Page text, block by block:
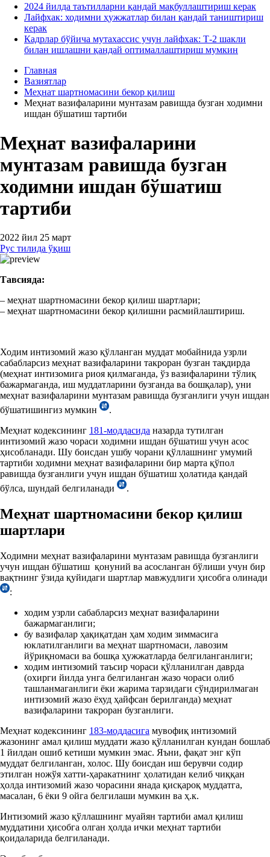
2024 йилда таътилларни қандай мақбуллаштириш керак
Лайфхак: ходимни ҳужжатлар билан қандай таништириш
керак
Кадрлар бўйича мутахассис учун лайфхак: Т-2 шакли
билан ишлашни қандай оптималлаштириш мумкин
Главная
Вазиятлар
Меҳнат шартномасини бекор қилиш
Меҳнат вазифаларини мунтазам равишда бузган ходимни
ишдан бўшатиш тартиби
Меҳнат вазифаларини
мунтазам равишда бузган
ходимни ишдан бўшатиш
тартиби
2022 йил 25 март
Рус тилида ўқиш
Тавсияда:
– меҳнат шартномасини бекор қилиш шартлари;
– меҳнат шартномасини бекор қилишни расмийлаштириш.
Ходим интизомий жазо қўлланган муддат мобайнида узрли
сабабларсиз меҳнат вазифаларини такроран бузган тақдирда
(меҳнат интизомига риоя қилмаганда, ўз вазифаларини тўлиқ
бажармаганда, иш муддатларини бузганда ва бошқалар), уни
меҳнат вазифаларини мунтазам равишда бузганлиги учун ишдан
бўшатишингиз мумкин
.
Меҳнат кодексининг 181-моддасида назарда тутилган
интизомий жазо чораси ходимни ишдан бўшатиш учун асос
ҳисобланади. Шу боисдан ушбу чорани қўллашнинг умумий
тартиби ходимни меҳнат вазифаларини бир марта қўпол
равишда бузганлиги учун ишдан бўшатиш ҳолатида қандай
бўлса, шундай белгиланади
.
Меҳнат шартномасини бекор қилиш
шартлари
Ходимни меҳнат вазифаларини мунтазам равишда бузганлиги
учун ишдан бўшатиш қонуний ва асосланган бўлиши учун бир
вақтнинг ўзида қуйидаги шартлар мавжудлиги ҳисобга олинади
:
ходим узрли сабабларсиз меҳнат вазифаларини
бажармаганлиги;
бу вазифалар ҳақиқатдан ҳам ходим зиммасига
юклатилганлиги ва меҳнат шартномаси, лавозим
йўриқномаси ва бошқа ҳужжатларда белгиланганлиги;
ходим интизомий таъсир чораси қўлланилган даврда
(охирги йилда унга белгиланган жазо чораси олиб
ташланмаганлиги ёки жарима тарзидаги сўндирилмаган
интизомий жазо ёхуд ҳайфсан берилганда) меҳнат
вазифаларини такроран бузганлиги.
Меҳнат кодексининг 183-моддасига мувофиқ интизомий
жазонинг амал қилиш муддати жазо қўлланилган кундан бошлаб
1 йилдан ошиб кетиши мумкин эмас. Яъни, фақат энг кўп
муддат белгиланган, холос. Шу боисдан иш берувчи содир
этилган ножўя хатти-ҳаракатнинг ҳолатидан келиб чиққан
ҳолда интизомий жазо чорасини янада қисқароқ муддатга,
масалан, 6 ёки 9 ойга белгилаши мумкин ва ҳ.к.
Интизомий жазо қўллашнинг муайян тартиби амал қилиш
муддатини ҳисобга олган ҳолда ички меҳнат тартиби
қоидаларида белгиланади.